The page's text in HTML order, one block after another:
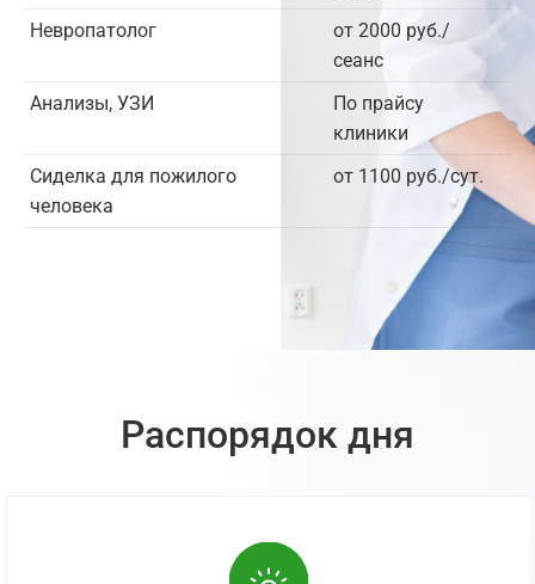
Невропатолог
от 2000 руб./
сеанс
Анализы, УЗИ
По прайсу
клиники
Сиделка для пожилого
человека
от 1100 руб./сут.
Распорядок дня